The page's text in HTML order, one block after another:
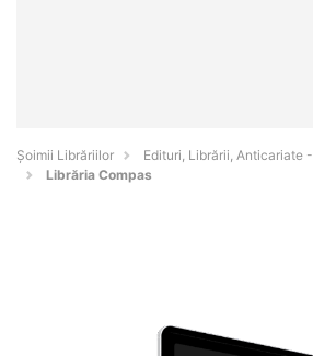
Șoimii Librăriilor
Edituri, Librării, Anticariate
Librăria Compas